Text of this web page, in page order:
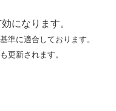
になります。
準に適合しております。
更新されます。